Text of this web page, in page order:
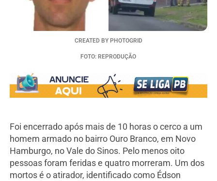
CREATED BY PHOTOGRID
FOTO: REPRODUÇÃO
Foi encerrado após mais de 10 horas o cerco a um
homem armado no bairro Ouro Branco, em Novo
Hamburgo, no Vale do Sinos. Pelo menos oito
pessoas foram feridas e quatro morreram. Um dos
mortos é o atirador, identificado como Édson